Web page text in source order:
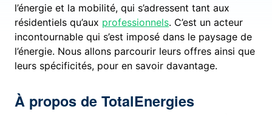
l’énergie et la mobilité, qui s’adressent tant aux
résidentiels qu’aux professionnels. C’est un acteur
incontournable qui s’est imposé dans le paysage de
l’énergie. Nous allons parcourir leurs offres ainsi que
leurs spécificités, pour en savoir davantage.
À propos de TotalEnergies